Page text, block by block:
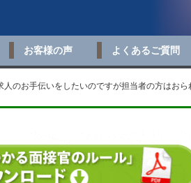
お客様の声 よくあるご質問
人のお手伝いをしたいのですが担当者の方はお